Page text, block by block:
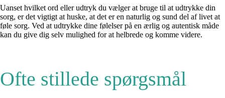
Uanset hvilket ord eller udtryk du vælger at bruge til at udtrykke din
sorg, er det vigtigt at huske, at det er en naturlig og sund del af livet at
føle sorg. Ved at udtrykke dine følelser på en ærlig og autentisk måde
kan du give dig selv mulighed for at helbrede og komme videre.
Ofte stillede spørgsmål